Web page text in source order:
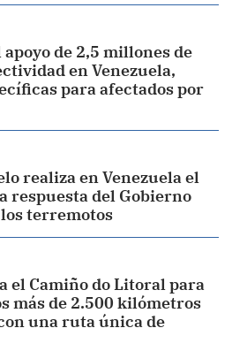
apoyo de 2,5 millones de
en Venezuela,
para afectados por
realiza en Venezuela el
respuesta del Gobierno
terremotos
el Camiño do Litoral para
más de 2.500 kilómetros
una ruta única de